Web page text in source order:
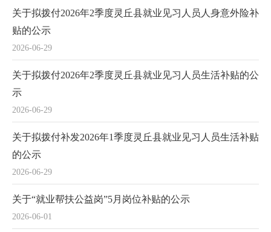
2026-06-29
关于拟拨付2026年2季度灵丘县就业见习人员人身意外险补
贴的公示
2026-06-29
关于拟拨付2026年2季度灵丘县就业见习人员生活补贴的公
示
2026-06-29
关于拟拨付补发2026年1季度灵丘县就业见习人员生活补贴
的公示
2026-06-01
关于“就业帮扶公益岗”5月岗位补贴的公示